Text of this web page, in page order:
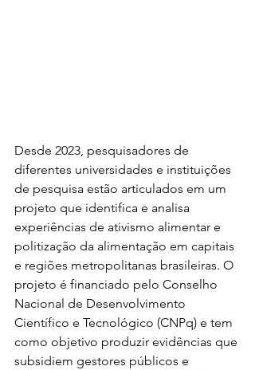
Desde 2023, pesquisadores de
diferentes universidades e instituições
de pesquisa estão articulados em um
projeto que identifica e analisa
experiências de ativismo alimentar e
politização da alimentação em capitais
e regiões metropolitanas brasileiras. O
projeto é financiado pelo Conselho
Nacional de Desenvolvimento
Científico e Tecnológico (CNPq) e tem
como objetivo produzir evidências que
subsidiem gestores públicos e